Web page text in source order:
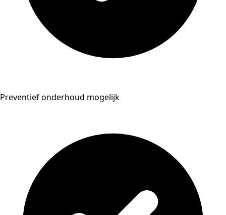
Preventief onderhoud mogelijk